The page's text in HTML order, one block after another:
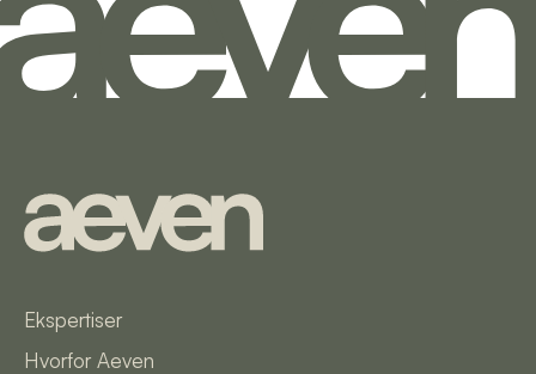
Ekspertiser
Hvorfor Aeven